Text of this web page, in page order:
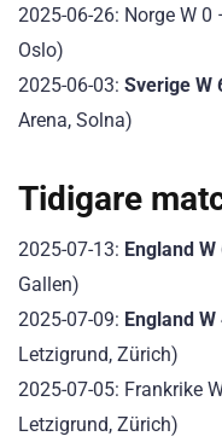
2025-06-26: Norge W 0
Oslo)
2025-06-03: Sverige W
Arena, Solna)
Tidigare
2025-07-13: England W
Gallen)
2025-07-09: England W
Letzigrund, Zürich)
2025-07-05: Frankrike
Letzigrund, Zürich)